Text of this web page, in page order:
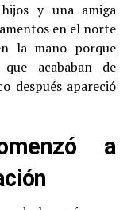
y una amiga
en el norte
la mano porque
acababan de
después apareció
a